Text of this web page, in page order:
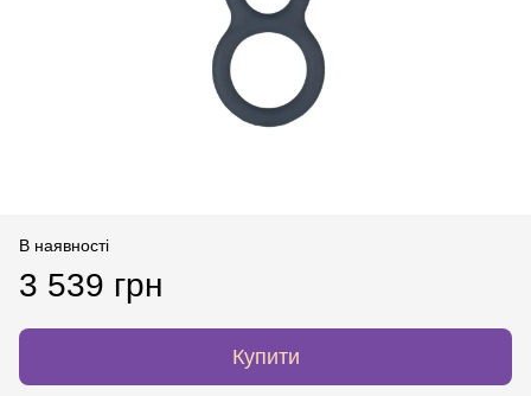
В наявності
3 539 грн
Купити